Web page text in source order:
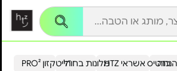
הייטקזון PRO²מלונות בחו"ל כרטיס אשראי HTZ